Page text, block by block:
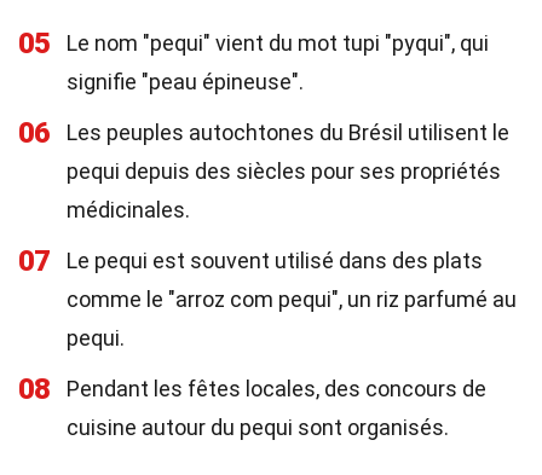
05
Le nom "pequi" vient du mot tupi "pyqui", qui
signifie "peau épineuse".
06
Les peuples autochtones du Brésil utilisent le
pequi depuis des siècles pour ses propriétés
médicinales.
07
Le pequi est souvent utilisé dans des plats
comme le "arroz com pequi", un riz parfumé au
pequi.
08
Pendant les fêtes locales, des concours de
cuisine autour du pequi sont organisés.